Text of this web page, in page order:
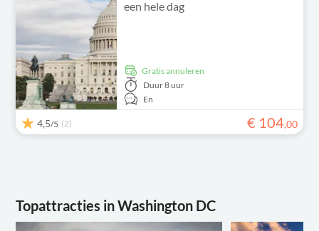
een hele dag
Gratis annuleren
Duur8 uur
En
4,5/5 (2) € 104,00
Topattracties in Washington DC